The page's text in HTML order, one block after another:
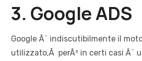
3. Google ADS
Google Ã¨ indiscutibilmente il
utilizzato,Â perÃ² in certi casi Ã¨